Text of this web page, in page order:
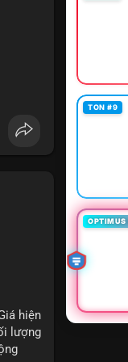
hiện
lượng
TON #9
OPTIMUS